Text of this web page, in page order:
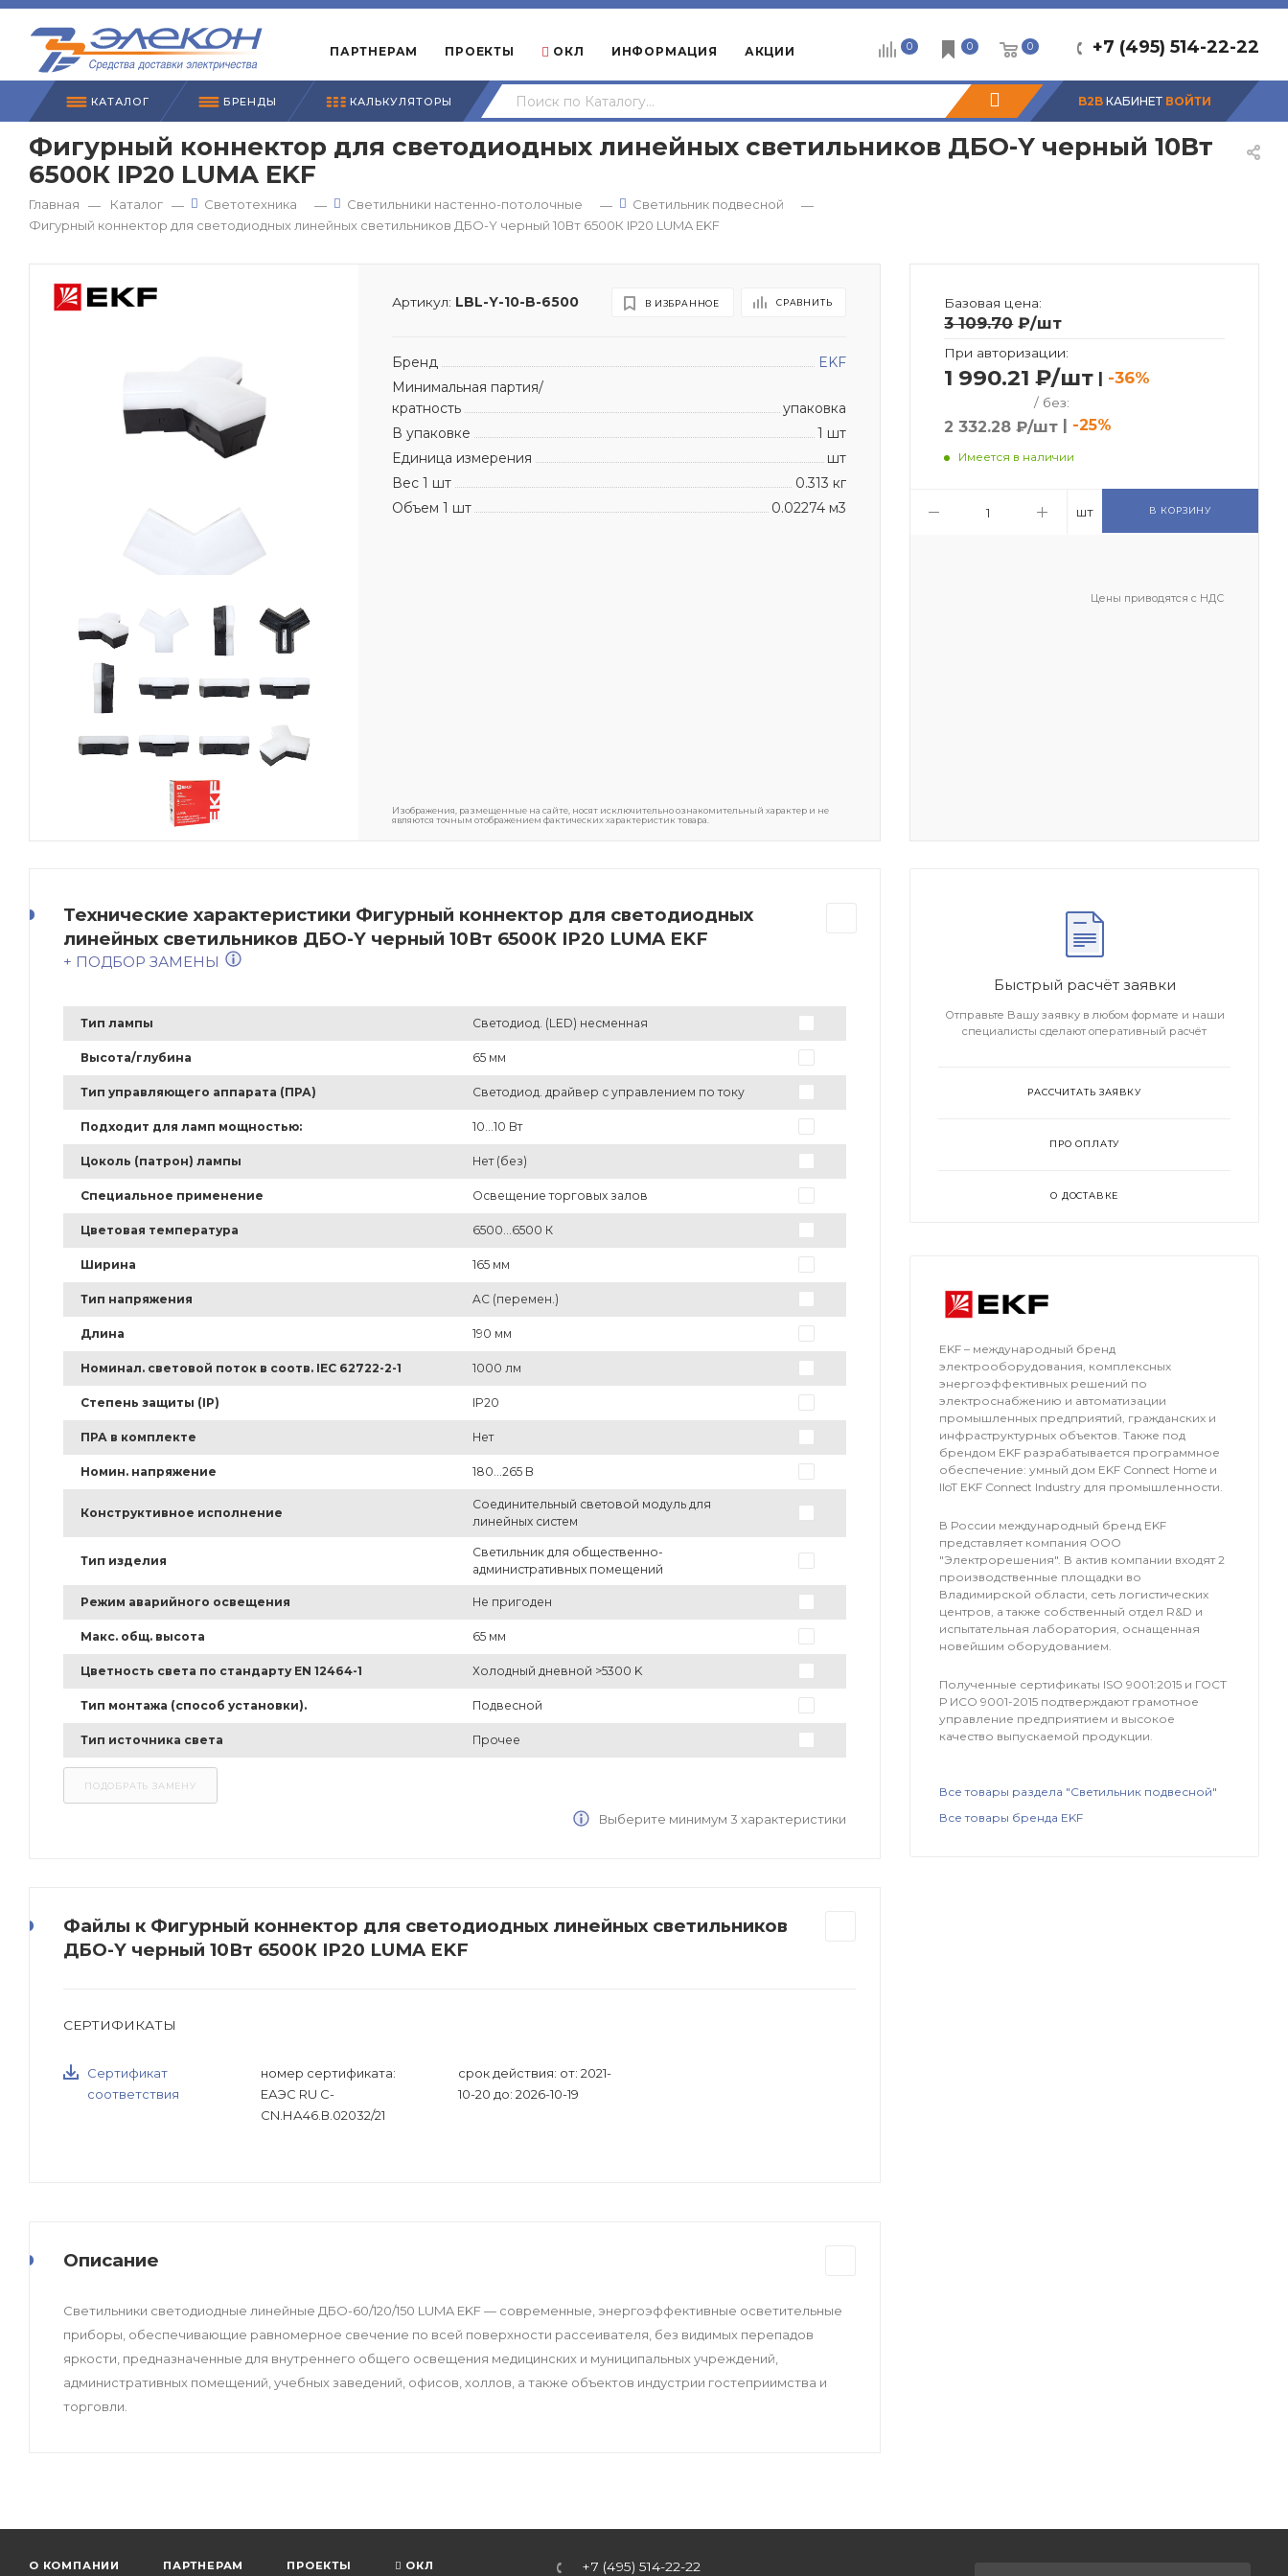
ПАРТНЕРАМ ПРОЕКТЫ ОКЛ ИНФОРМАЦИЯ АКЦИИ +7 (495) 514-22-22
0 0 0
B2B КАБИНЕТ ВОЙТИ
КАТАЛОГ БРЕНДЫ КАЛЬКУЛЯТОРЫ
Фигурный коннектор для светодиодных линейных светильников ДБО-Y черный 10Вт
6500К IP20 LUMA EKF
Главная — Каталог — Светотехника — Светильники настенно-потолочные — Светильник подвесной
—
Фигурный коннектор для светодиодных линейных светильников ДБО-Y черный 10Вт 6500К IP20 LUMA EKF
Артикул: LBL-Y-10-B-6500 В ИЗБРАННОЕ СРАВНИТЬ
Бренд
EKF
Минимальная партия/
кратность
упаковка
В упаковке
1 шт
Единица измерения
шт
Вес 1 шт
0.313 кг
Объем 1 шт
0.02274 м3
Изображения, размещенные на сайте, носят исключительно ознакомительный характер и не
являются точным отображением фактических характеристик товара.
Базовая цена:
3 109.70₽/шт
При авторизации:
1 990.21 ₽/шт | -36%
/ без:
2 332.28 ₽/шт | -25%
Имеется в наличии
шт В КОРЗИНУ
Цены приводятся с НДС
Технические характеристики Фигурный коннектор для светодиодных
линейных светильников ДБО-Y черный 10Вт 6500К IP20 LUMA EKF
+ ПОДБОР ЗАМЕНЫ
Тип лампы Светодиод. (LED) несменная
Высота/глубина 65 мм
Тип управляющего аппарата (ПРА) Светодиод. драйвер с управлением по току
Подходит для ламп мощностью: 10...10 Вт
Цоколь (патрон) лампы Нет (без)
Специальное применение Освещение торговых залов
Цветовая температура 6500...6500 К
Ширина 165 мм
Тип напряжения AC (перемен.)
Длина 190 мм
Номинал. световой поток в соотв. IEC 62722-2-1 1000 лм
Степень защиты (IP) IP20
ПРА в комплекте Нет
Номин. напряжение 180...265 В
Конструктивное исполнение
Соединительный световой модуль для
линейных систем
Тип изделия
Светильник для общественно-
административных помещений
Режим аварийного освещения Не пригоден
Макс. общ. высота 65 мм
Цветность света по стандарту EN 12464-1 Холодный дневной >5300 K
Тип монтажа (способ установки). Подвесной
Тип источника света Прочее
Выберите минимум 3 характеристики
Файлы к Фигурный коннектор для светодиодных линейных светильников
ДБО-Y черный 10Вт 6500К IP20 LUMA EKF
СЕРТИФИКАТЫ
Сертификат
соответствия
номер сертификата:
ЕАЭС RU C-
CN.НА46.В.02032/21
срок действия: от: 2021-
10-20 до: 2026-10-19
Описание
Светильники светодиодные линейные ДБО-60/120/150 LUMA EKF — современные, энергоэффективные осветительные
приборы, обеспечивающие равномерное свечение по всей поверхности рассеивателя, без видимых перепадов
яркости, предназначенные для внутреннего общего освещения медицинских и муниципальных учреждений,
административных помещений, учебных заведений, офисов, холлов, а также объектов индустрии гостеприимства и
торговли.
Быстрый расчёт заявки
Отправьте Вашу заявку в любом формате и наши
специалисты сделают оперативный расчёт
РАССЧИТАТЬ ЗАЯВКУ
ПРО ОПЛАТУ
О ДОСТАВКЕ
EKF – международный бренд
электрооборудования, комплексных
энергоэффективных решений по
электроснабжению и автоматизации
промышленных предприятий, гражданских и
инфраструктурных объектов. Также под
брендом EKF разрабатывается программное
обеспечение: умный дом EKF Connect Home и
IIoT EKF Connect Industry для промышленности.
В России международный бренд EKF
представляет компания OOO
"Электрорешения". В актив компании входят 2
производственные площадки во
Владимирской области, сеть логистических
центров, а также собственный отдел R&D и
испытательная лаборатория, оснащенная
новейшим оборудованием.
Полученные сертификаты ISO 9001:2015 и ГОСТ
Р ИСО 9001-2015 подтверждают грамотное
управление предприятием и высокое
качество выпускаемой продукции.
Все товары раздела "Светильник подвесной"
Все товары бренда EKF
О КОМПАНИИ ПАРТНЕРАМ ПРОЕКТЫ ОКЛ +7 (495) 514-22-22